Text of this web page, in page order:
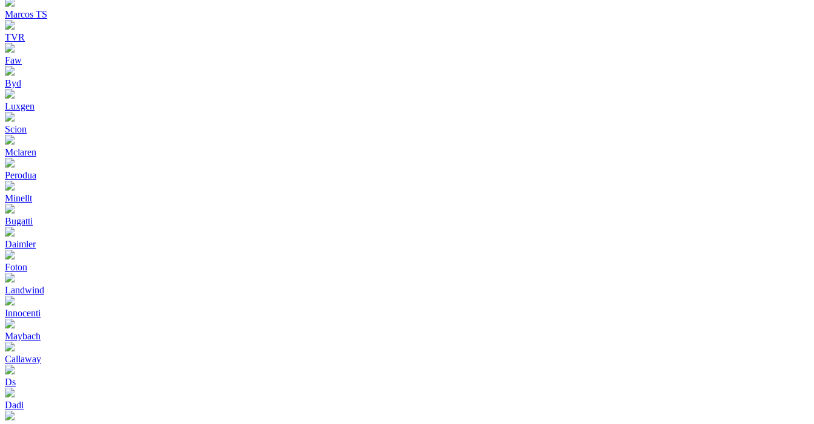
Marcos TS
TVR
Faw
Byd
Luxgen
Scion
Mclaren
Perodua
Minellt
Bugatti
Daimler
Foton
Landwind
Innocenti
Maybach
Callaway
Ds
Dadi